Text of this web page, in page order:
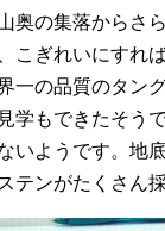
奥の集落からさ
こぎれいにすれ
一の品質のタン
学もできたそう
いようです。地
テンがたくさん